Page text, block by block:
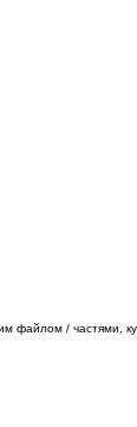
файлом / частями,